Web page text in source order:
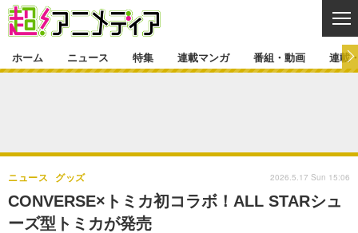
ゲーム・アプリ マンガ
グッズ
特集一覧 カバー
ラキりす
連載マンガ
番組・動画一覧
連載・ブログ
ホーム ニュース 特集 連載マンガ 番組・動画 連載
CONVERSE×トミカ初コラボ！ALL STARシュ
ーズ型トミカが発売
ニュース グッズ 2026.5.17 Sun 15:06